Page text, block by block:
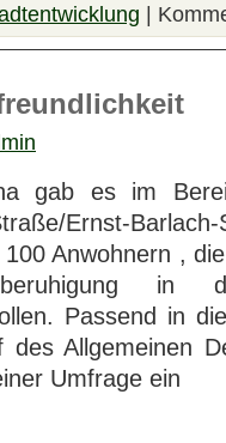
|
gab es im
Ernst-
Anwohnern ,
in
Passend in
Allgemeinen
Umfrage ein